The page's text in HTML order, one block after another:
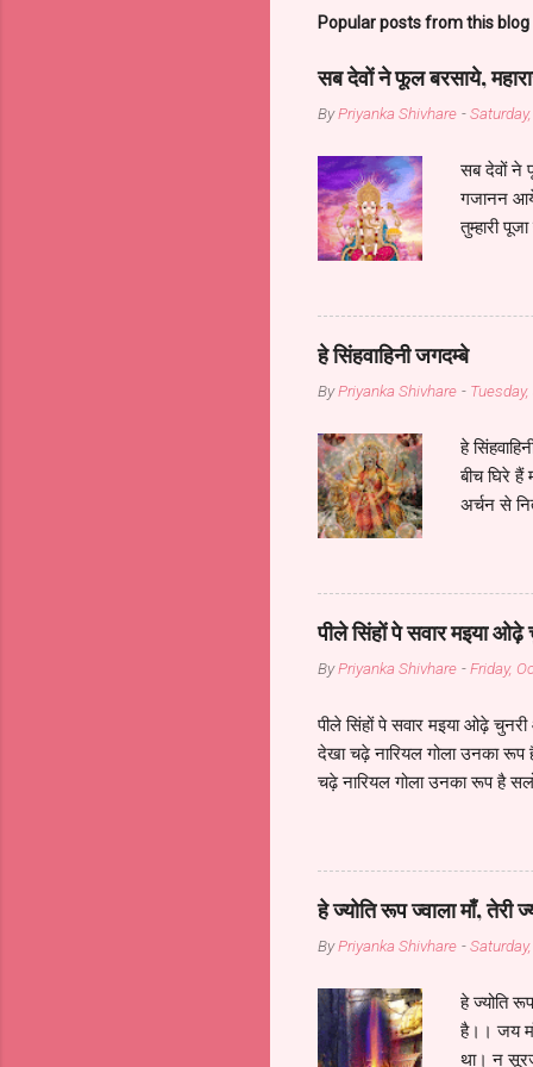
Popular posts from this blog
सब देवों ने फूल बरसाये,
ByPriyanka Shivhare -
सब देवों ने
गजानन
तुम्हारी
आये.....
watch
https://
हे सिंहवाहिनी जगदम्बे
ByPriyanka Shivhare -
हे
बीच घिरे
अर्चन से
कौमारी
रूप
हे गौरी माँ
पीले सिंहों पे सवार मइया ओढ़े
ByPriyanka Shivhare -Friday,
पीले सिंहों पे सवार मइया ओढ़े
देखा चढ़े नारियल गोला उनका रूप
चढ़े नारियल गोला उनका रूप है
हे ज्योति रूप ज्वाला माँ, तेरी
ByPriyanka Shivhare -
हे ज्योति
है।। जय माँ
था। न